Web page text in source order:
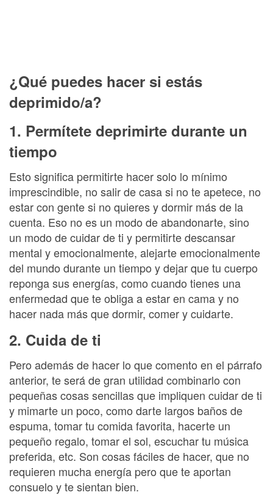
¿Qué puedes hacer si estás
deprimido/a?
1. Permítete deprimirte durante un
tiempo
Esto significa permitirte hacer solo lo mínimo
imprescindible, no salir de casa si no te apetece, no
estar con gente si no quieres y dormir más de la
cuenta. Eso no es un modo de abandonarte, sino
un modo de cuidar de ti y permitirte descansar
mental y emocionalmente, alejarte emocionalmente
del mundo durante un tiempo y dejar que tu cuerpo
reponga sus energías, como cuando tienes una
enfermedad que te obliga a estar en cama y no
hacer nada más que dormir, comer y cuidarte.
2. Cuida de ti
Pero además de hacer lo que comento en el párrafo
anterior, te será de gran utilidad combinarlo con
pequeñas cosas sencillas que impliquen cuidar de ti
y mimarte un poco, como darte largos baños de
espuma, tomar tu comida favorita, hacerte un
pequeño regalo, tomar el sol, escuchar tu música
preferida, etc. Son cosas fáciles de hacer, que no
requieren mucha energía pero que te aportan
consuelo y te sientan bien.